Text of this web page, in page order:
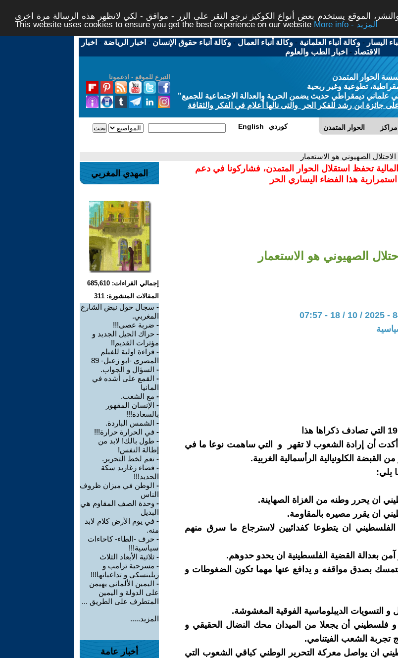
الموقع يستخدم بعض أنواع الكوكيز نرجو النقر على الزر - موافق - لكي لاتظهر هذه الرسالة مرة اخرى -
This website uses cookies to ensure you get the best experience on our website
More info - المزيد
اليسار -وكالة أنباء العلمانية -وكالة أنباء العمال -وكالة أنباء حقوق الإنسان - اخبار الرياضة - اخبار
الاقتصاد - اخبار الطب والعلوم
التبرع للموقع - ادعمونا
الحوار المتمدن
تطوعية وغير ربحية
ديمقراطي حديث يضمن الحرية والعدالة الاجتماعية للجميع"
جائزة ابن رشد للفكر الحر والتى نالها أعلام في الفكر والثقافة
الحوار المتمدن مراكز English كوردي
الصهيوني هو الاستعمار
تحفظ استقلال الحوار المتمدن، فشاركونا في دعم
استمرارية هذا الفضاء اليساري الحر
الصهيوني هو الاستعمار
أكدت أن إرادة الشعوب لا تقهر و التي ساهمت نوعا ما في
القبضة الكلونيالية الرأسمالية الغربية.
يلي:
ان يحرر وطنه من الغزاة الصهاينة.
ان يقرر مصيره بالمقاومة.
ان يتطوعا كفدائيين لاسترجاع ما سرق منهم
بعدالة القضية الفلسطينية ان يحدو حدوهم.
بصدق مواقفه و يدافع عنها مهما تكون الضغوطات و
التسويات الديبلوماسية الفوقية المغشوشة.
أن يجعلا من الميدان محك النضال الحقيقي و
تجربة الشعب الفيتنامي.
ان يواصل معركة التحرير الوطني كباقي الشعوب التي
المهدي المغربي
إجمالي القراءات: 685,610
المقالات المنشورة: 311
- سجال حول نبض الشارع
المغربي.
- ضربة عصى!!!
- حراك الجيل الجديد و
مؤثرات القديم!!
- قراءة اولية للفيلم
المصري -ابو زعبل- 89
- السؤال و الجواب.
- القمع على أشده في
المانيا
- مع الشعب.
- الإنسان المقهور
بالسعادة!!!
- الشمس الباردة.
- في الحرارة حرارة!!!
- طول بالك! لابد من
إطالة النفس!
- نعم لخط التحرير.
- فضاء زغاريد سكة
الحديد!!!
- الوطن في ميزان ظروف
الناس
- وحدة الصف المقاوم هي
البديل
- في يوم الأرض كلام لابد
منه.
- حرف -الطاء- كاحاءات
سياسية!!!
- ثلاثية الأبعاد الثلاث
- مسرحية ترامب و
زيلينسكي و تداعياتها!!!
- اليمين الألماني يهيمن
على الدولة و اليمين
المتطرف على الطريق ...
المزيد.....
أخبار عامة